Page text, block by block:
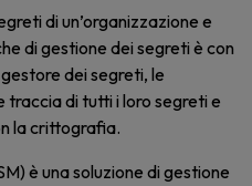
di un’organizzazione e
di gestione dei segreti è con
dei segreti, le
traccia di tutti i loro segreti e
la crittografia.
è una soluzione di gestione